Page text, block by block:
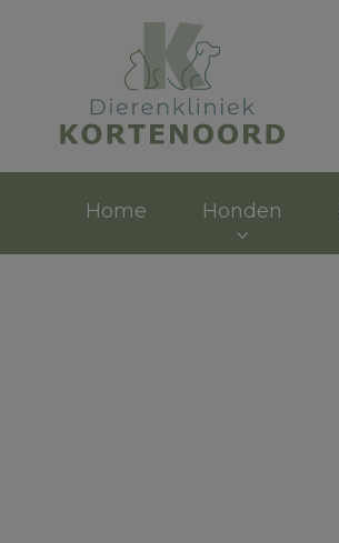
Home Honden